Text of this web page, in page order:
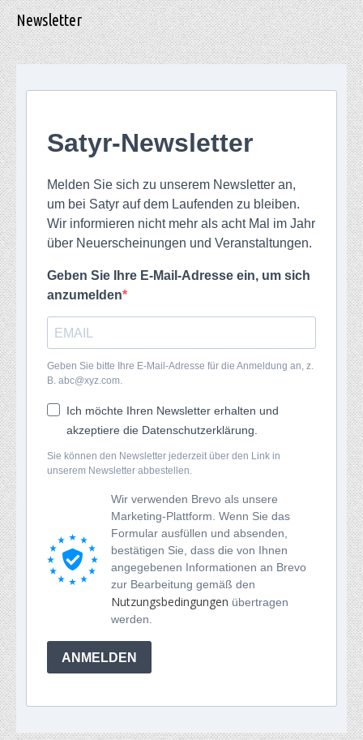
Newsletter
Satyr-Newsletter
Melden Sie sich zu unserem Newsletter an,
um bei Satyr auf dem Laufenden zu bleiben.
Wir informieren nicht mehr als acht Mal im Jahr
über Neuerscheinungen und Veranstaltungen.
Geben Sie Ihre E-Mail-Adresse ein, um sich
anzumelden
Geben Sie bitte Ihre E-Mail-Adresse für die Anmeldung an, z.
B. abc@xyz.com.
Ich möchte Ihren Newsletter erhalten und
akzeptiere die Datenschutzerklärung.
Sie können den Newsletter jederzeit über den Link in
unserem Newsletter abbestellen.
Wir verwenden Brevo als unsere
Marketing-Plattform. Wenn Sie das
Formular ausfüllen und absenden,
bestätigen Sie, dass die von Ihnen
angegebenen Informationen an Brevo
zur Bearbeitung gemäß den
Nutzungsbedingungen übertragen
werden.
ANMELDEN